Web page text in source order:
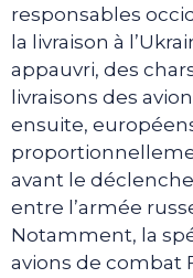
responsables
la livraison à
appauvri, des
livraisons des
ensuite,
avant le
entre l’armée
Notamment, la
avions de combat